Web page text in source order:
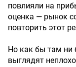
повлияли на
оценка — рынок
повторить этот
Но как бы там ни
выглядят